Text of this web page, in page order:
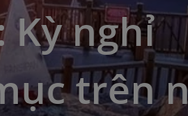
Kỳ nghỉ
trên